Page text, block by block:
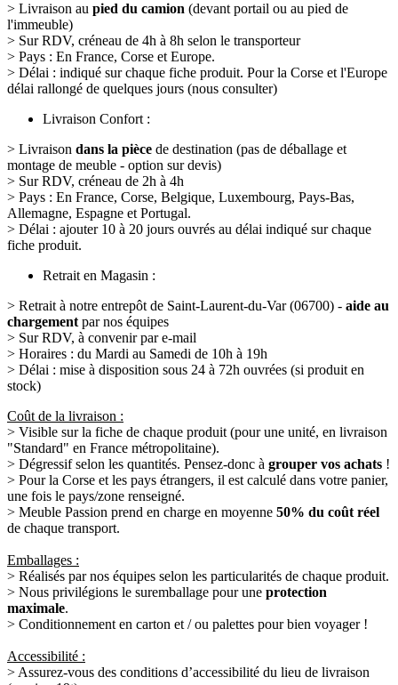
> Livraison au pied du camion (devant portail ou au pied de
l'immeuble)
> Sur RDV, créneau de 4h à 8h selon le transporteur
> Pays : En France, Corse et Europe.
> Délai : indiqué sur chaque fiche produit. Pour la Corse et l'Europe
délai rallongé de quelques jours (nous consulter)
Livraison Confort :
> Livraison dans la pièce de destination (pas de déballage et
montage de meuble - option sur devis)
> Sur RDV, créneau de 2h à 4h
> Pays : En France, Corse, Belgique, Luxembourg, Pays-Bas,
Allemagne, Espagne et Portugal.
> Délai : ajouter 10 à 20 jours ouvrés au délai indiqué sur chaque
fiche produit.
Retrait en Magasin :
> Retrait à notre entrepôt de Saint-Laurent-du-Var (06700) - aide au
chargement par nos équipes
> Sur RDV, à convenir par e-mail
> Horaires : du Mardi au Samedi de 10h à 19h
> Délai : mise à disposition sous 24 à 72h ouvrées (si produit en
stock)
Coût de la livraison :
> Visible sur la fiche de chaque produit (pour une unité, en livraison
"Standard" en France métropolitaine).
> Dégressif selon les quantités. Pensez-donc à grouper vos achats !
> Pour la Corse et les pays étrangers, il est calculé dans votre panier,
une fois le pays/zone renseigné.
> Meuble Passion prend en charge en moyenne 50% du coût réel
de chaque transport.
Emballages :
> Réalisés par nos équipes selon les particularités de chaque produit.
> Nous privilégions le suremballage pour une protection
maximale.
> Conditionnement en carton et / ou palettes pour bien voyager !
Accessibilité :
> Assurez-vous des conditions d’accessibilité du lieu de livraison